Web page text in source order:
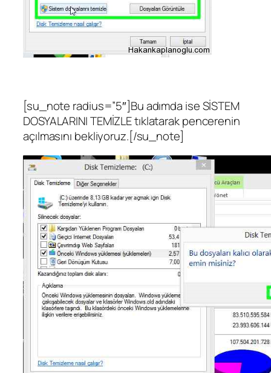
[su_note radius=”5″]Bu adımda ise SİSTEM
DOSYALARINI TEMİZLE tıklatarak pencerenin
açılmasını bekliyoruz.[/su_note]